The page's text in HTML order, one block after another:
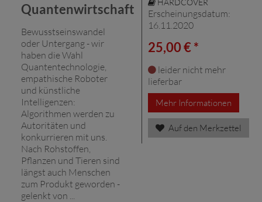
Quantenwirtschaft
Bewusstseinswandel
oder Untergang - wir
haben die Wahl
Quantentechnologie,
empathische Roboter
und künstliche
Intelligenzen:
Algorithmen werden zu
Autoritäten und
konkurrieren mit uns.
Nach Rohstoffen,
Pflanzen und Tieren sind
längst auch Menschen
zum Produkt geworden -
gelenkt von ...
Erscheinungsdatum:
16.11.2020
25,00 € *
leider nicht mehr
lieferbar
Mehr Informationen
Auf den Merkzettel